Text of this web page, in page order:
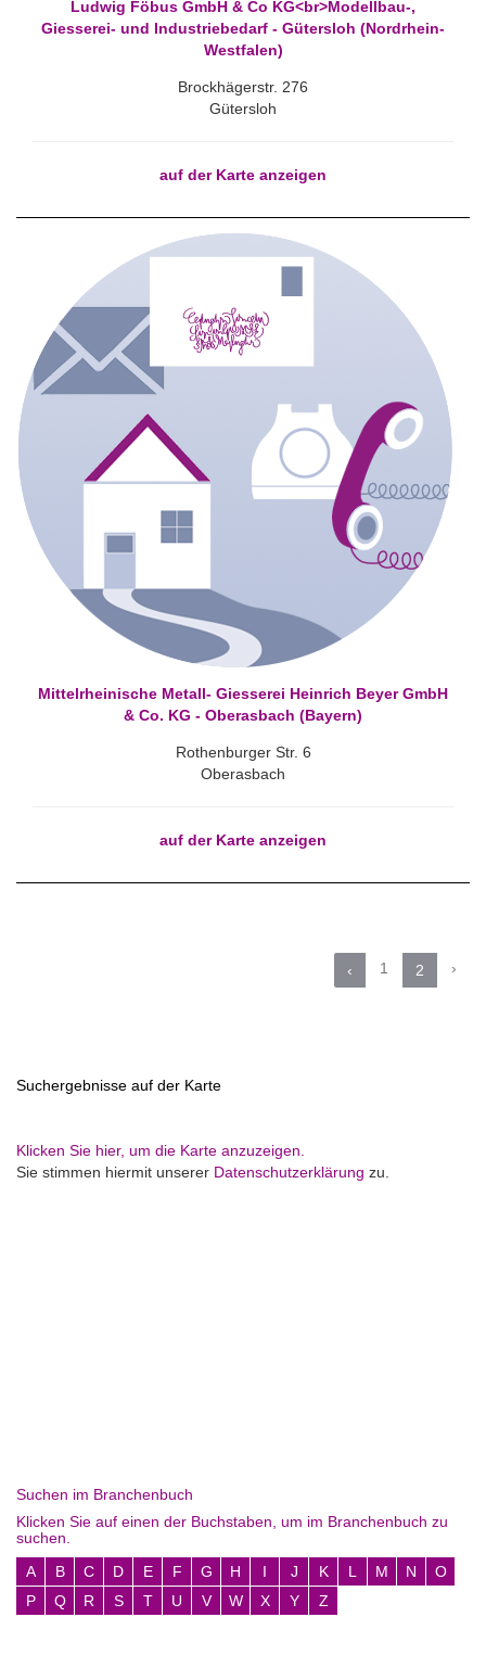
Ludwig Föbus GmbH & Co KG<br>Modellbau-,
Giesserei- und Industriebedarf - Gütersloh (Nordrhein-
Westfalen)
Brockhägerstr. 276
Gütersloh
auf der Karte anzeigen
Mittelrheinische Metall- Giesserei Heinrich Beyer GmbH
& Co. KG - Oberasbach (Bayern)
Rothenburger Str. 6
Oberasbach
auf der Karte anzeigen
‹ 1 2 ›
Suchergebnisse auf der Karte
Klicken Sie hier, um die Karte anzuzeigen.
Sie stimmen hiermit unserer Datenschutzerklärung zu.
Suchen im Branchenbuch
Klicken Sie auf einen der Buchstaben, um im Branchenbuch zu
suchen.
A
B C D E F G H I J K L M N
O
P
Q R S T U V W X Y Z